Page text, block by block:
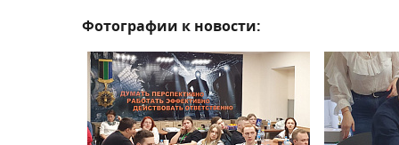
Фотографии к новости: